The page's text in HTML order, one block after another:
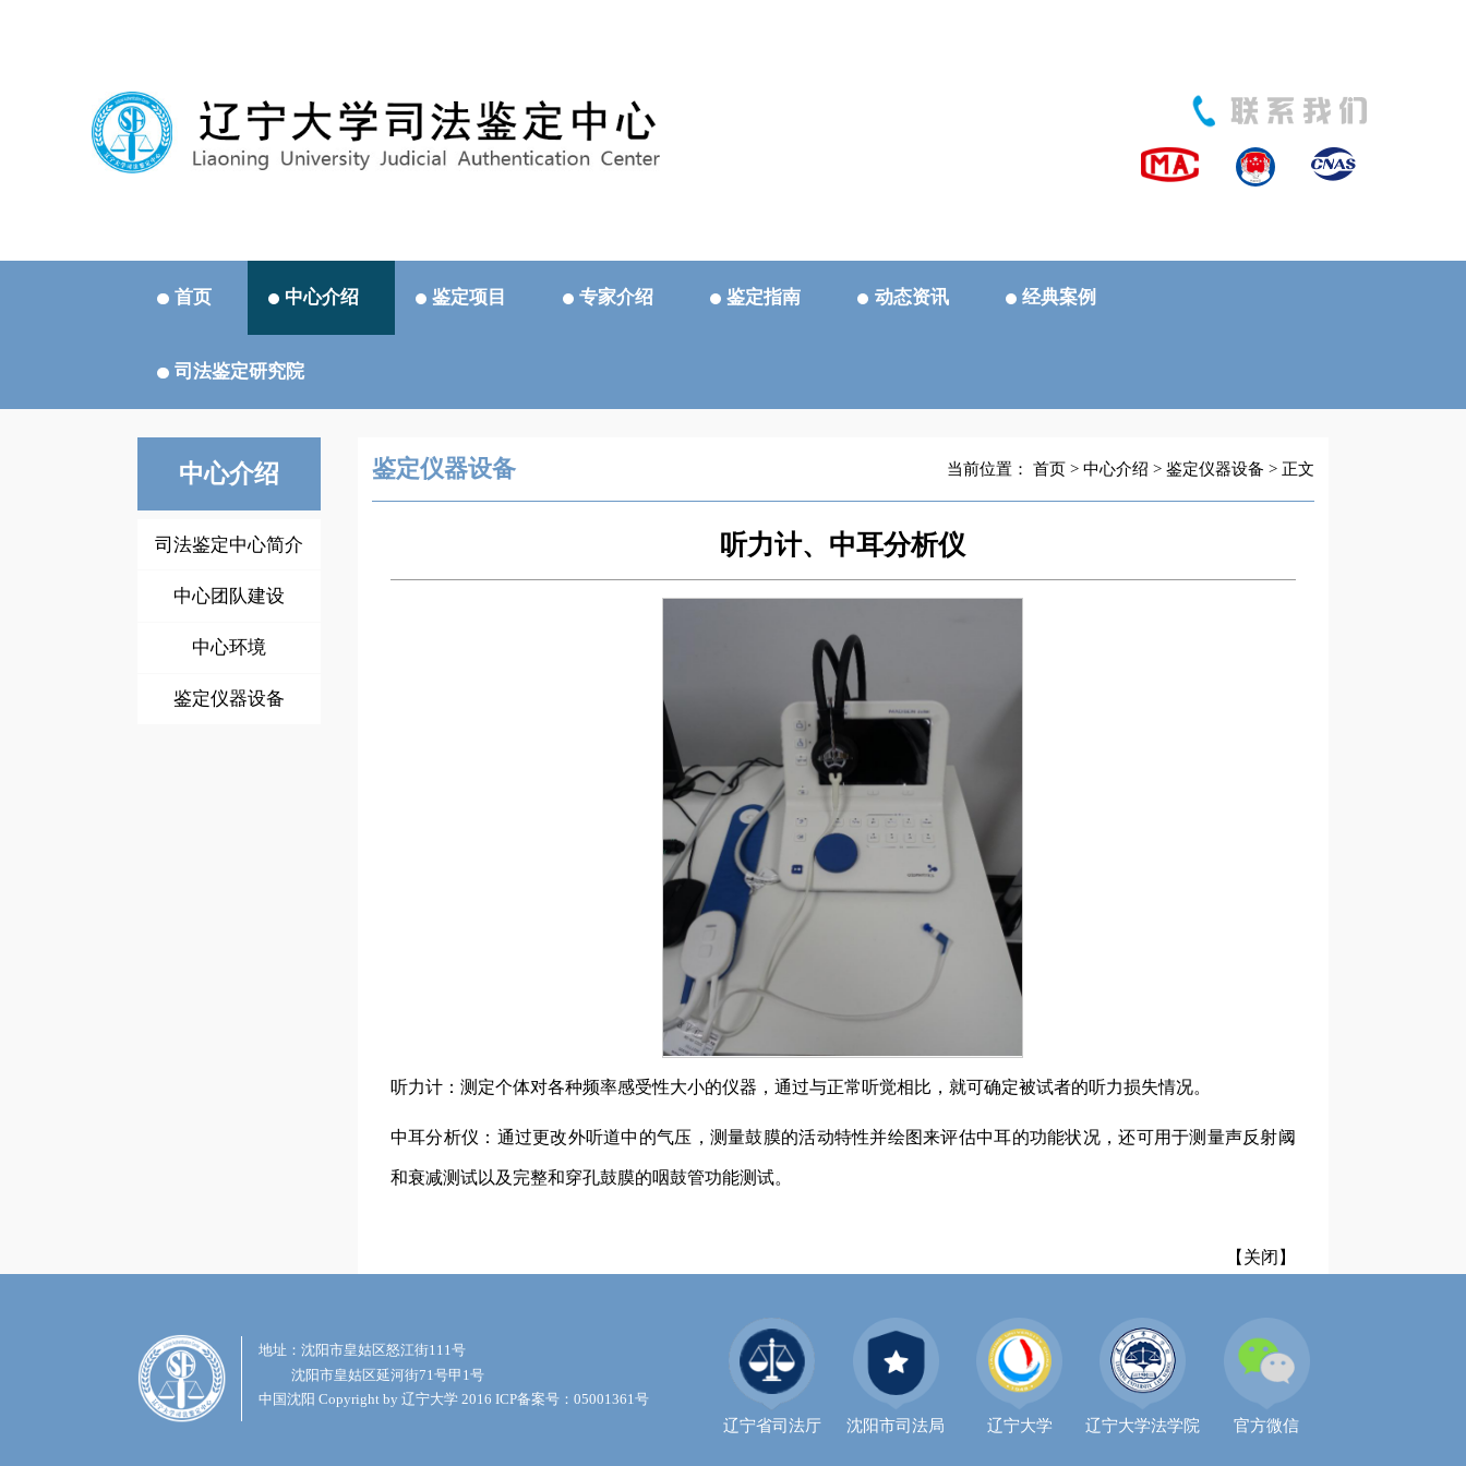
首页 中心介绍 鉴定项目 专家介绍 鉴定指南 动态资讯 经典案例
司法鉴定研究院
中心介绍
司法鉴定中心简介
中心团队建设
中心环境
鉴定仪器设备
当前位置： 首页> 中心介绍 > 鉴定仪器设备 > 正文
鉴定仪器设备
听力计、中耳分析仪
听力计：测定个体对各种频率感受性大小的仪器，通过与正常听觉相比，就可确定被试者的听力损失情况。
中耳分析仪：通过更改外听道中的气压，测量鼓膜的活动特性并绘图来评估中耳的功能状况，还可用于测量声反射阈
和衰减测试以及完整和穿孔鼓膜的咽鼓管功能测试。
【关闭】
辽宁省司法厅 沈阳市司法局 辽宁大学 辽宁大学法学院 官方微信
地址：沈阳市皇姑区怒江街111号
沈阳市皇姑区延河街71号甲1号
中国沈阳 Copyright by 辽宁大学 2016 ICP备案号：05001361号